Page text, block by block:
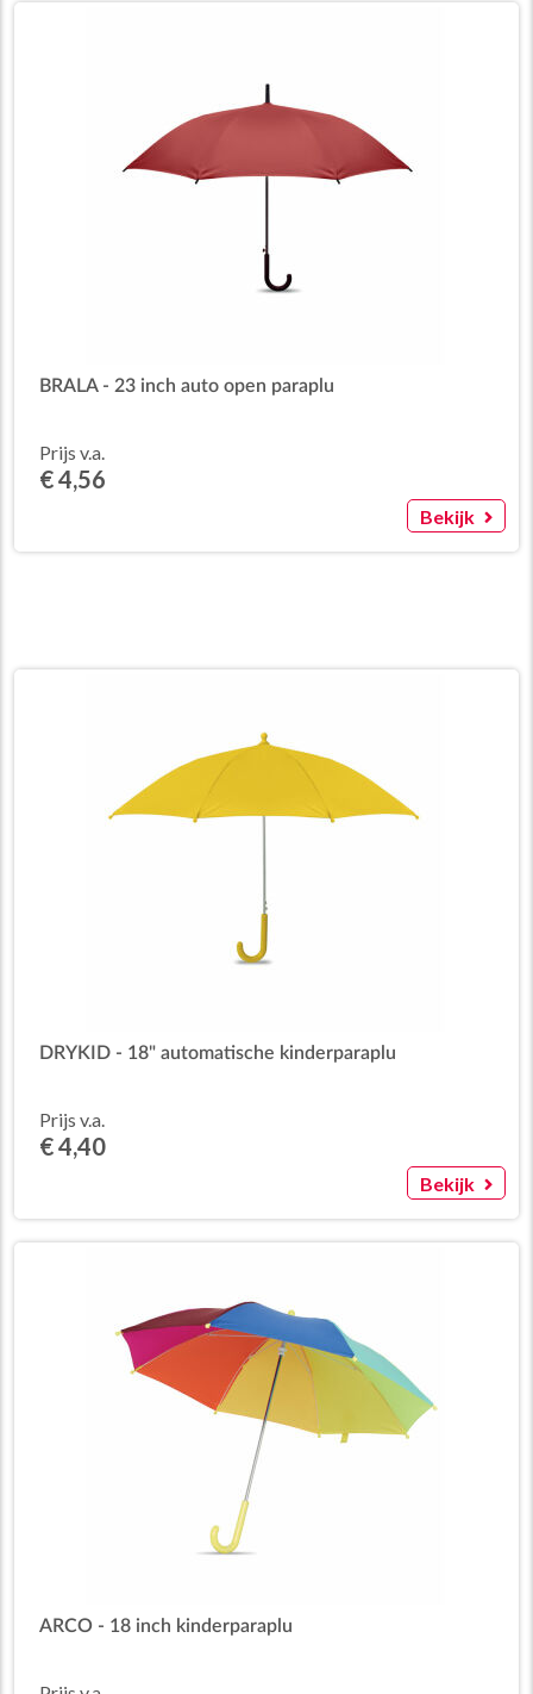
BRALA - 23 inch auto open paraplu
Prijs v.a.
€ 4,56
Bekijk
DRYKID - 18" automatische kinderparaplu
Prijs v.a.
€ 4,40
Bekijk
ARCO - 18 inch kinderparaplu